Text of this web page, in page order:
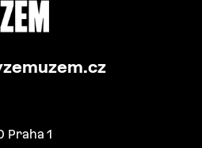
Praha 1